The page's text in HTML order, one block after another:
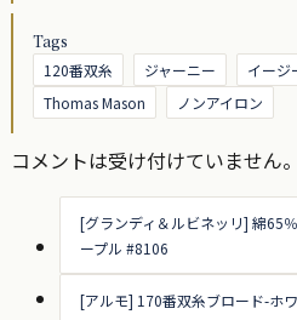
Tags
120番双糸
ジャーニー イージ
Thomas Mason
ノンアイロン
コメントは受け付けていません。
[グランディ＆ルビネッリ] 綿65
ープル #8106
[アルモ] 170番双糸ブロード-ホ